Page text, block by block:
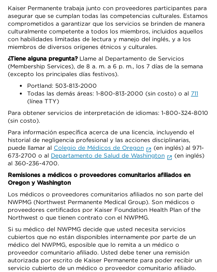
Kaiser Permanente trabaja junto con proveedores participantes para
asegurar que se cumplan todas las competencias culturales. Estamos
comprometidos a garantizar que los servicios se brinden de manera
culturalmente competente a todos los miembros, incluidos aquellos
con habilidades limitadas de lectura y manejo del inglés, y a los
miembros de diversos orígenes étnicos y culturales.
¿Tiene alguna pregunta?Llame al Departamento de Servicios
(Membership Services), de 8 a. m. a 6 p. m., los 7 días de la semana
(excepto los principales días festivos).
Portland: 503-813-2000
Todas las demás áreas: 1-800-813-2000 (sin costo) o al 711
(línea TTY)
Para obtener servicios de interpretación de idiomas: 1-800-324-8010
(sin costo).
Para información específica acerca de una licencia, incluyendo el
historial de negligencia profesional y las acciones disciplinarias,
puede llamar al Colegio de Médicos de Oregon
(en inglés) al 971-
673-2700 o al Departamento de Salud de Washington
(en inglés)
al 360-236-4700.
Remisiones a médicos o proveedores comunitarios afiliados en
Oregon y Washington
Los médicos o proveedores comunitarios afiliados no son parte del
NWPMG (Northwest Permanente Medical Group). Son médicos o
proveedores certificados por Kaiser Foundation Health Plan of the
Northwest o que tienen contrato con el NWPMG.
Si su médico del NWPMG decide que usted necesita servicios
cubiertos que no están disponibles internamente por parte de un
médico del NWPMG, esposible que lo remita a un médico o
proveedor comunitario afiliado. Usted debe tener una remisión
autorizada por escrito de Kaiser Permanente para poder recibir un
servicio cubierto de un médico o proveedor comunitario afiliado.